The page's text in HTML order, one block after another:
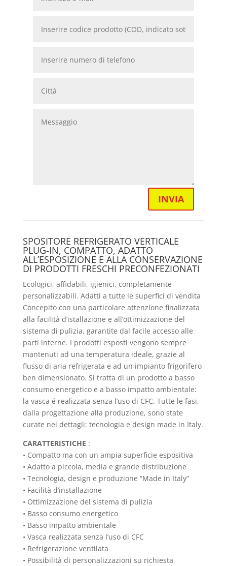
INVIA
SPOSITORE REFRIGERATO VERTICALE
PLUG-IN, COMPATTO, ADATTO
ALL’ESPOSIZIONE E ALLA CONSERVAZIONE
DI PRODOTTI FRESCHI PRECONFEZIONATI
Ecologici, affidabili, igienici, completamente
personalizzabili. Adatti a tutte le superfici di vendita
Concepito con una particolare attenzione finalizzata
alla facilità d’istallazione e all’ottimizzazione del
sistema di pulizia, garantite dal facile accesso alle
parti interne. I prodotti esposti vengono sempre
mantenuti ad una temperatura ideale, grazie al
flusso di aria refrigerata e ad un impianto frigorifero
ben dimensionato. Si tratta di un prodotto a basso
consumo energetico e a basso impatto ambientale:
la vasca é realizzata senza l’uso di CFC. Tutte le fasi,
dalla progettazione alla produzione, sono state
curate nei dettagli: tecnologia e design made in Italy.
CARATTERISTICHE :
• Compatto ma con un ampia superficie espositiva
• Adatto a piccola, media e grande distribuzione
• Tecnologia, design e produzione “Made in Italy”
• Facilità d’installazione
• Ottimizzazione del sistema di pulizia
• Basso consumo energetico
• Basso impatto ambientale
• Vasca realizzata senza l’uso di CFC
• Refrigerazione ventilata
• Possibilità di personalizzazioni su richiesta